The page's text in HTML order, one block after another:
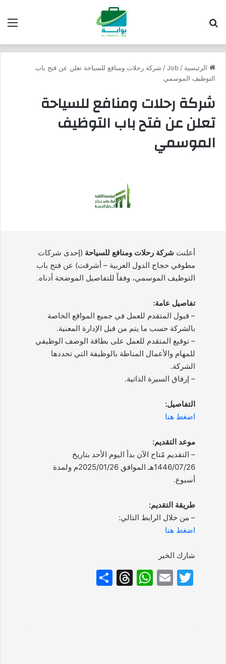
الرئيسية /
Job
/ شركة رحلات ومنافع للسياحة تعلن عن فتح باب
التوظيف الموسمي
شركة رحلات ومنافع للسياحة
تعلن عن فتح باب التوظيف
الموسمي
أعلنت شركة رحلات ومنافع للسياحة (إحدى شركات
مطوفي حجاج الدول العربية – أشرقت) عن فتح باب
التوظيف الموسمي، وفقاً للتفاصيل الموضحة أدناه.
تفاصيل عامة:
– قبول المتقدم للعمل في جميع المواقع الخاصة
بالشركة حسب ما يتم من قبل الإدارة المعنية.
– توقيع المتقدم للعمل على بطاقة الوصف الوظيفي
للمهام والأعمال المناطة بالوظيفة التي تحددها
الشركة.
– إرفاق السيرة الذاتية.
التفاصيل:
اضغط هنا
موعد التقديم:
– التقديم مُتاح الآن بدأ اليوم الأحد بتاريخ
1446/07/26هـ الموافق 2025/01/26م ولمدة
أسبوع.
طريقة التقديم:
– من خلال الرابط التالي:
اضغط هنا
شارك الخبر
T
E
W
T